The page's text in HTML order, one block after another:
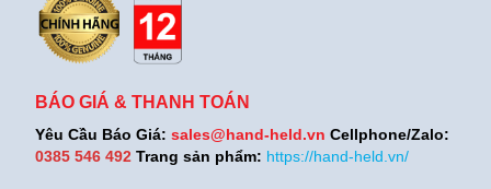
BÁO GIÁ & THANH TOÁN
Yêu Cầu Báo Giá: sales@hand-held.vn Cellphone/Zalo:
0385 546 492Trang sản phẩm: https://hand-held.vn/